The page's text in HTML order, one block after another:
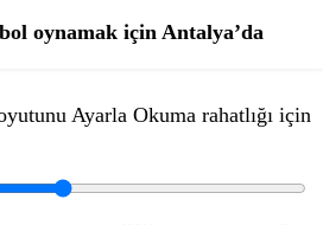
oynamak için Antalya’da
Ayarla Okuma rahatlığı için